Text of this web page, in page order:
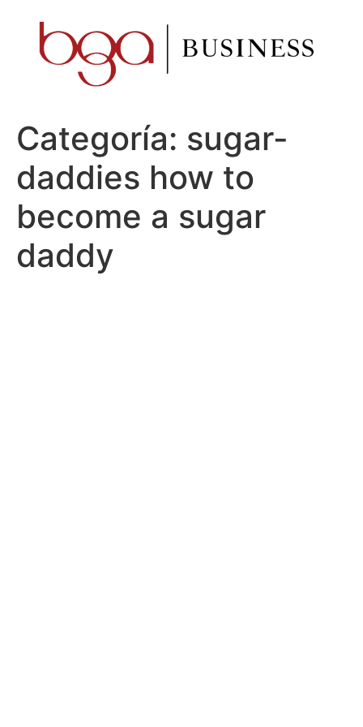
contenido
Categoría: sugar-
daddies how to
become a sugar
daddy